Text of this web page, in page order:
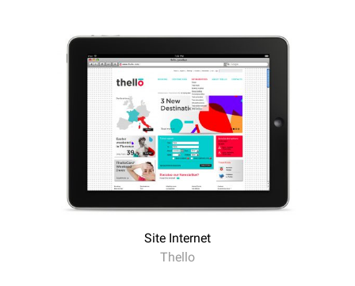
Site Internet
Thello